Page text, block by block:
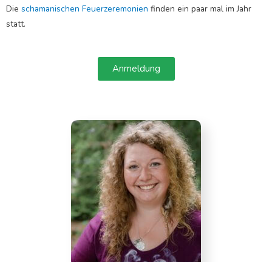
Die schamanischen Feuerzeremonien finden ein paar mal im Jahr
statt.
Anmeldung